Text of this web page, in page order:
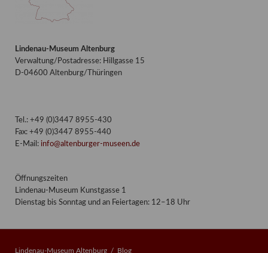
Lindenau-Museum Altenburg
Verwaltung/Postadresse: Hillgasse 15
D-04600 Altenburg/Thüringen
Tel.: +49 (0)3447 8955-430
Fax: +49 (0)3447 8955-440
E-Mail: info@altenburger-museen.de
Öffnungszeiten
Lindenau-Museum Kunstgasse 1
Dienstag bis Sonntag und an Feiertagen: 12–18 Uhr
Lindenau-Museum Altenburg Blog